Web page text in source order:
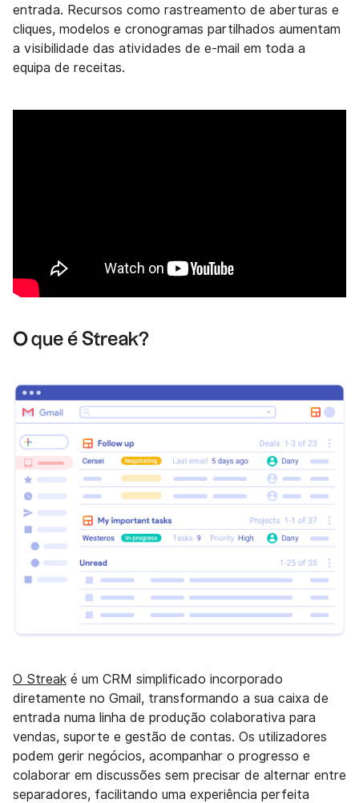
entrada. Recursos como rastreamento de aberturas e
cliques, modelos e cronogramas partilhados aumentam
a visibilidade das atividades de e-mail em toda a
equipa de receitas.
O que é Streak?
O Streak é um CRM simplificado incorporado
diretamente no Gmail, transformando a sua caixa de
entrada numa linha de produção colaborativa para
vendas, suporte e gestão de contas. Os utilizadores
podem gerir negócios, acompanhar o progresso e
colaborar em discussões sem precisar de alternar entre
separadores, facilitando uma experiência perfeita